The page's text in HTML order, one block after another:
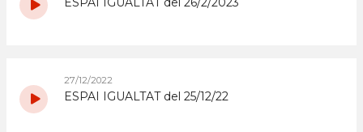
27/12/2022
ESPAI IGUALTAT del 25/12/22